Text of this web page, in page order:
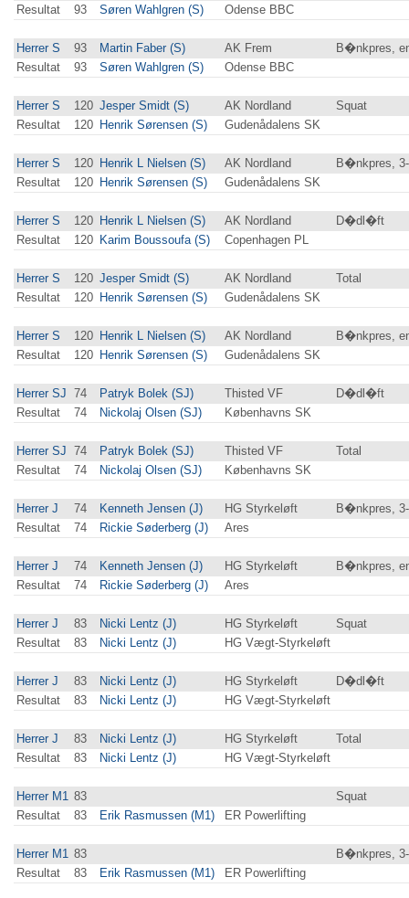
Resultat
93 Søren Wahlgren (S) Odense BBC
Herrer S 93 Martin Faber (S) AK Frem
B�nkpres,
Resultat
93 Søren Wahlgren (S) Odense BBC
Herrer S 120 Jesper Smidt (S) AK Nordland
Squat
Resultat
120 Henrik Sørensen (S) Gudenådalens SK
Herrer S 120 Henrik L Nielsen (S) AK Nordland
B�nkpres,
Resultat
120 Henrik Sørensen (S) Gudenådalens SK
Herrer S 120 Henrik L Nielsen (S) AK Nordland
D�dl�ft
Resultat
120 Karim Boussoufa (S) Copenhagen PL
Herrer S 120 Jesper Smidt (S) AK Nordland
Total
Resultat
120 Henrik Sørensen (S) Gudenådalens SK
Herrer S 120 Henrik L Nielsen (S) AK Nordland
B�nkpres,
Resultat
120 Henrik Sørensen (S) Gudenådalens SK
Herrer SJ 74 Patryk Bolek (SJ) Thisted VF
D�dl�ft
Resultat
74 Nickolaj Olsen (SJ) Københavns SK
Herrer SJ 74 Patryk Bolek (SJ) Thisted VF
Total
Resultat
74 Nickolaj Olsen (SJ) Københavns SK
Herrer J 74 Kenneth Jensen (J) HG Styrkeløft
B�nkpres,
Resultat
74 Rickie Søderberg (J) Ares
Herrer J 74 Kenneth Jensen (J) HG Styrkeløft
B�nkpres,
Resultat
74 Rickie Søderberg (J) Ares
Herrer J 83 Nicki Lentz (J) HG Styrkeløft
Squat
Resultat
83 Nicki Lentz (J) HG Vægt-Styrkeløft
Herrer J 83 Nicki Lentz (J) HG Styrkeløft
D�dl�ft
Resultat
83 Nicki Lentz (J) HG Vægt-Styrkeløft
Herrer J 83 Nicki Lentz (J) HG Styrkeløft
Total
Resultat
83 Nicki Lentz (J) HG Vægt-Styrkeløft
Herrer M1 83
Squat
Resultat
83 Erik Rasmussen (M1) ER Powerlifting
Herrer M1 83
B�nkpres,
Resultat
83 Erik Rasmussen (M1) ER Powerlifting